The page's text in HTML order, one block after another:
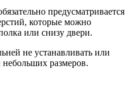
предусматривается
которые можно
или снизу двери.
не устанавливать или
размеров.